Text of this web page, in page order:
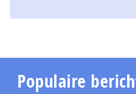
Populaire